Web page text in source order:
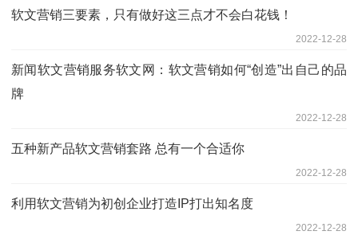
软文营销三要素，只有做好这三点才不会白花钱！
2022-12-28
新闻软文营销服务软文网：软文营销如何“创造”出自己的品
牌
2022-12-28
五种新产品软文营销套路 总有一个合适你
2022-12-28
利用软文营销为初创企业打造IP打出知名度
2022-12-28